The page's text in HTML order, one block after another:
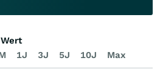
1J 3J 5J 10J Max